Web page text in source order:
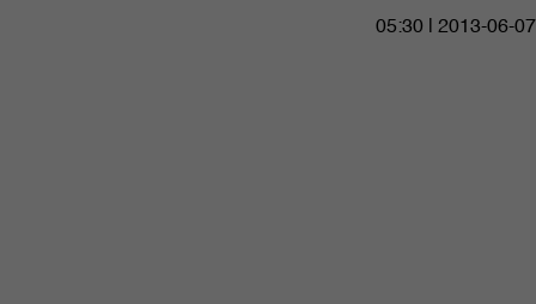
05:30 | 2013-06-07